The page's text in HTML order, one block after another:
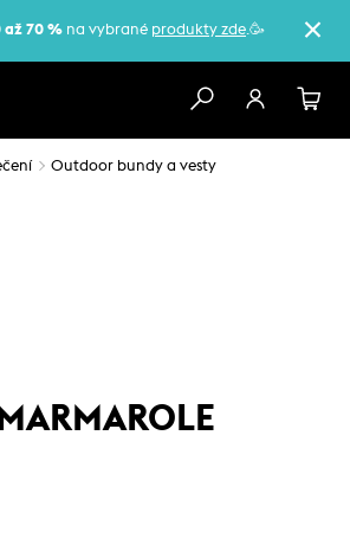
až 70 % na vybrané produkty zde.🥳
Outdoor bundy a vesty